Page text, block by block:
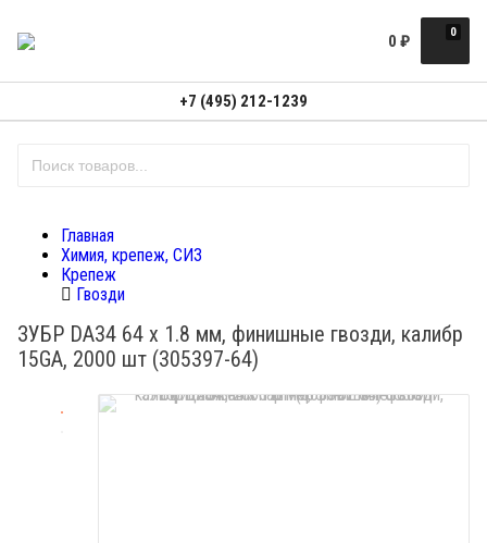
0
0 ₽
+7 (495) 212-1239
Главная
Химия, крепеж, СИЗ
Крепеж
Гвозди
ЗУБР DA34 64 х 1.8 мм, финишные гвозди, калибр
15GA, 2000 шт (305397-64)